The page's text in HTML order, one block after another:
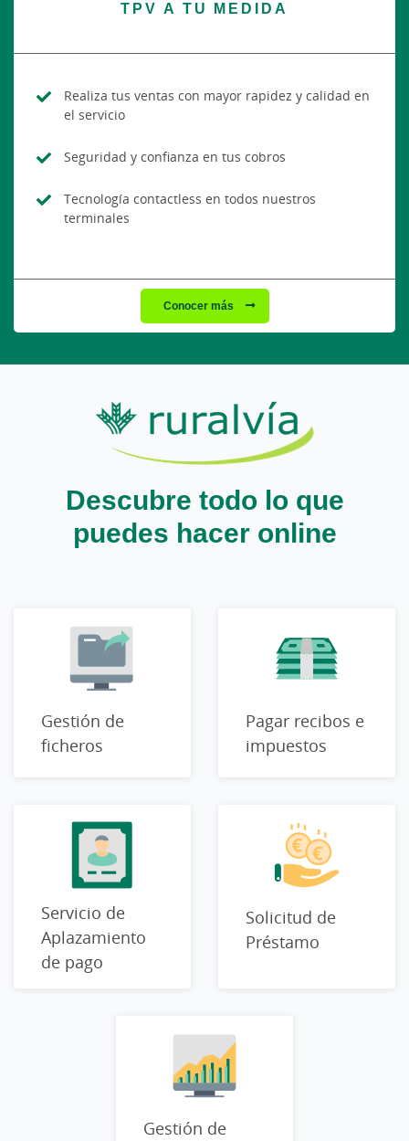
TPV A TU MEDIDA
Realiza tus ventas con mayor rapidez y calidad en
el servicio
Seguridad y confianza en tus cobros
Tecnología contactless en todos nuestros
terminales
Conocer más
Descubre todo lo que
puedes hacer online
Gestión de
ficheros
Pagar recibos e
impuestos
Servicio de
Aplazamiento
de pago
Solicitud de
Préstamo
Gestión de